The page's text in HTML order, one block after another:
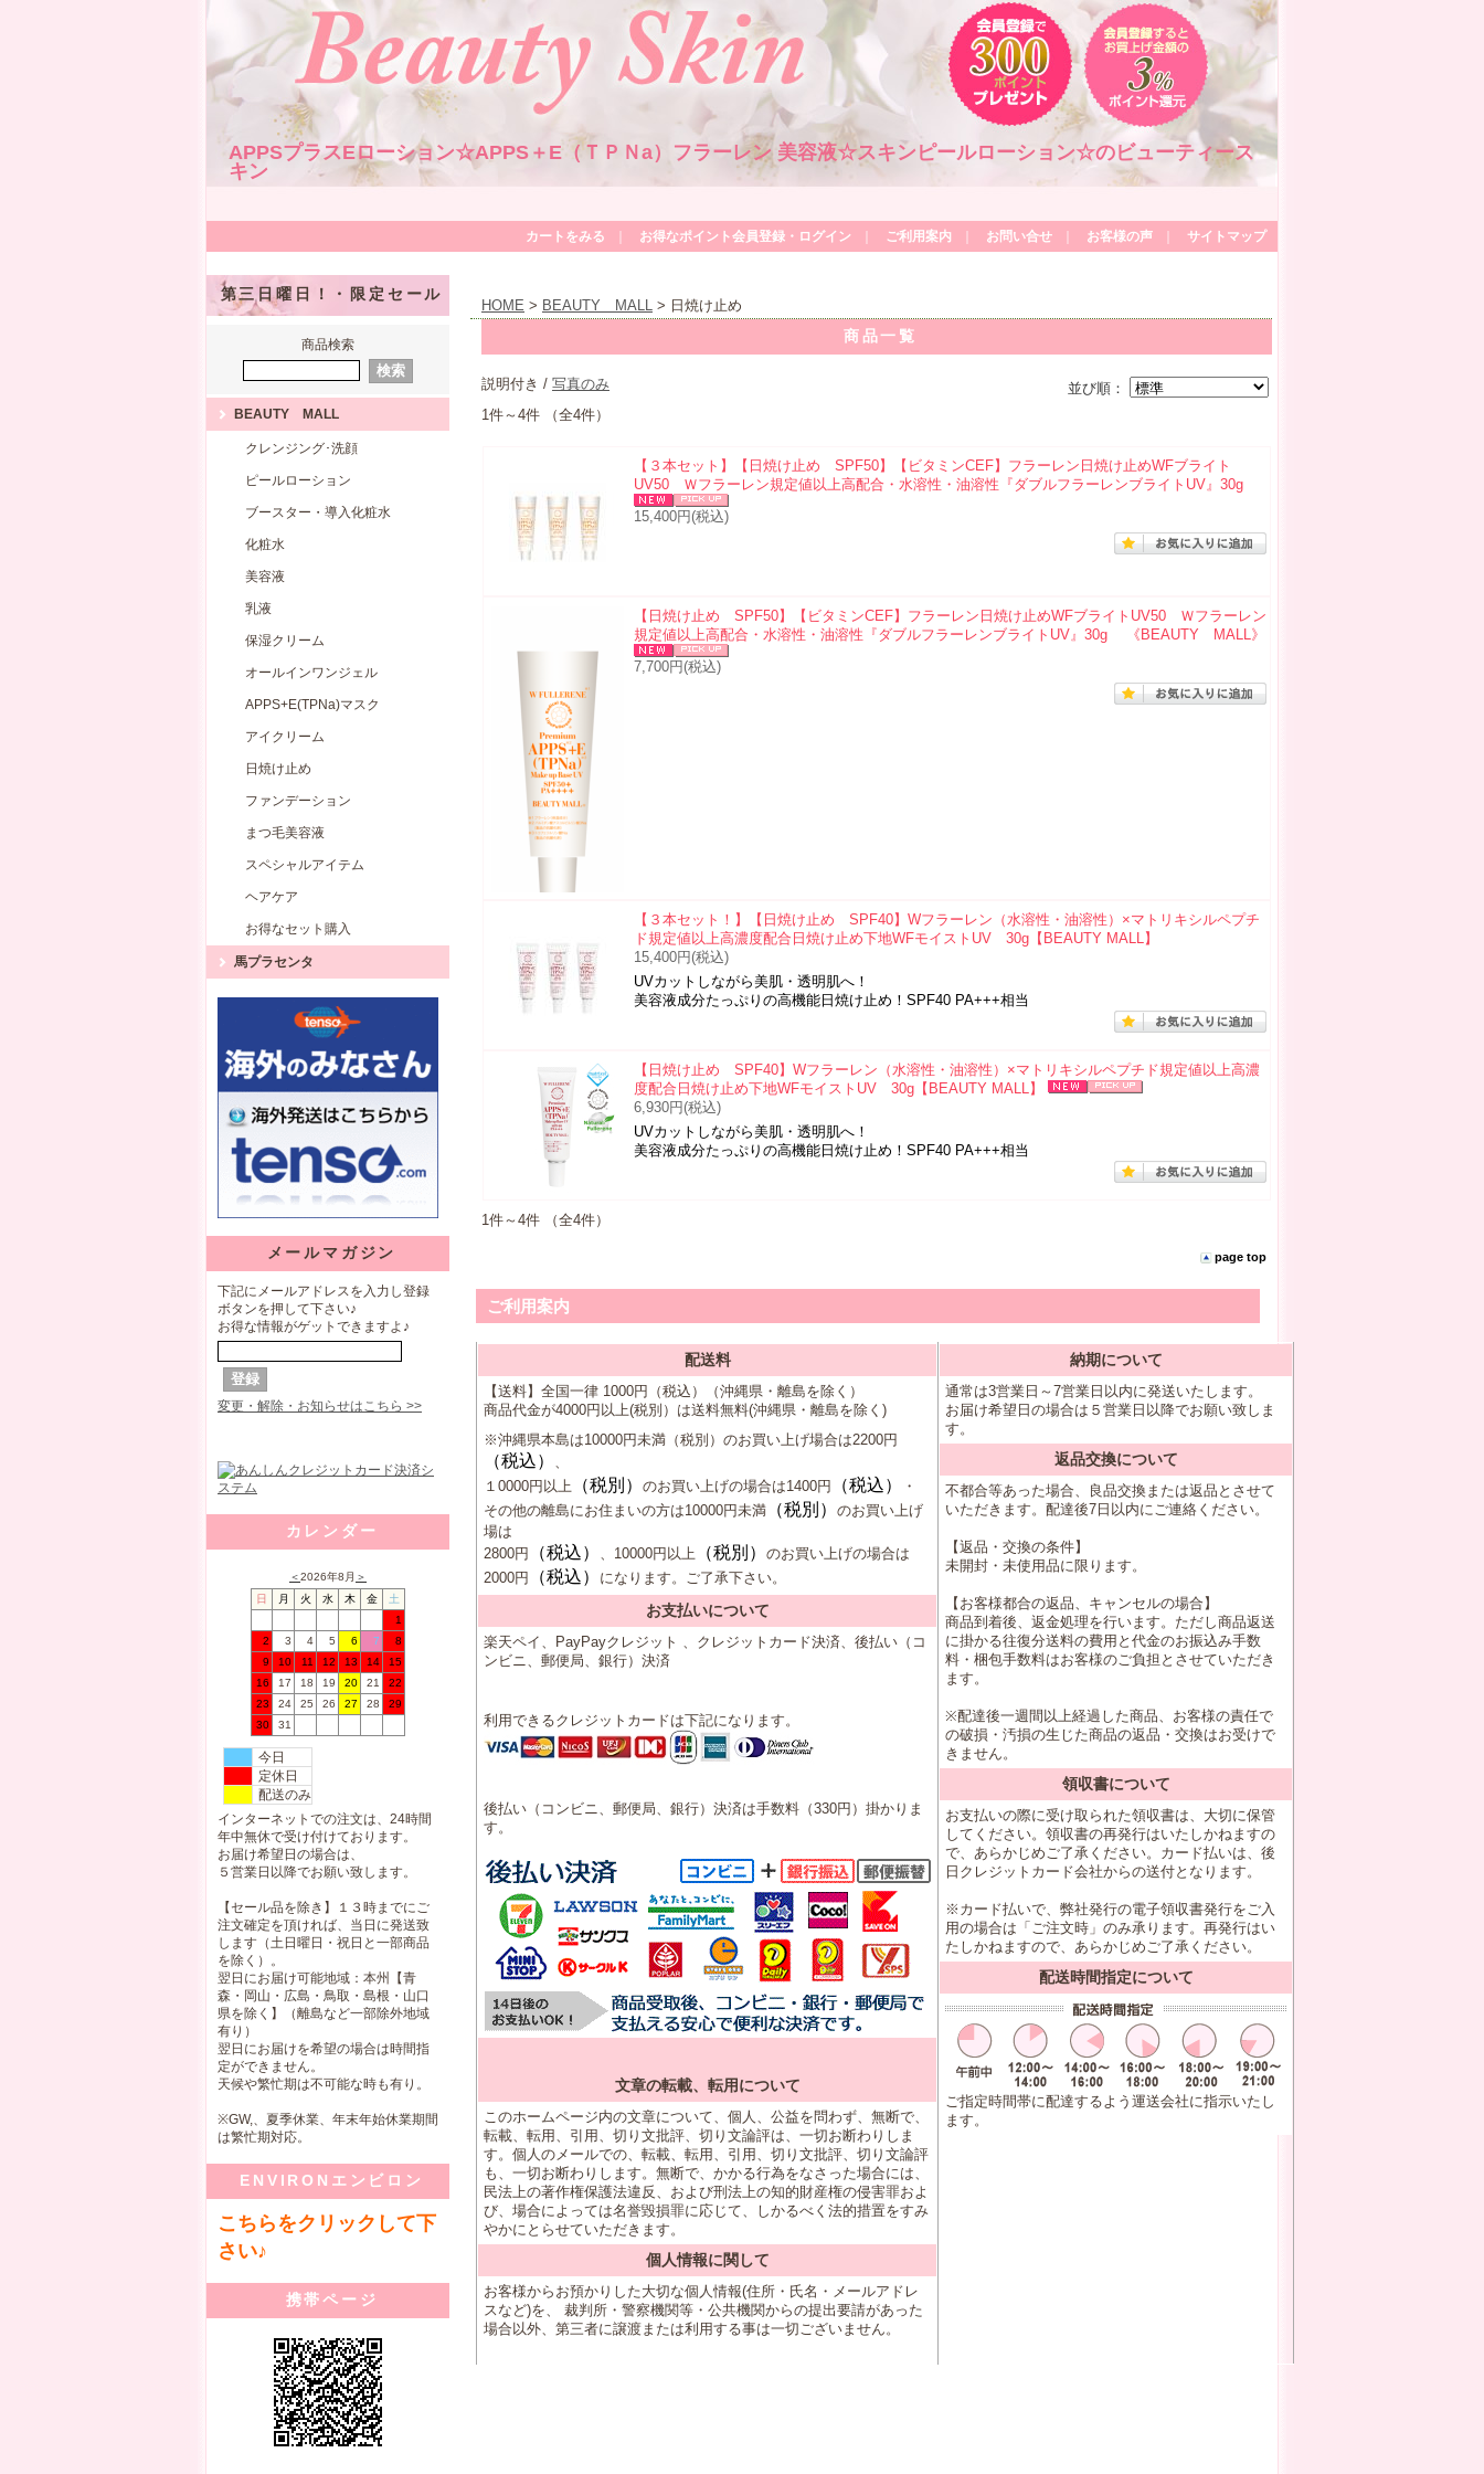
APPSプラスEローション☆APPS＋E（ＴＰＮa）フラーレン 美容液☆スキンピールローション☆のビューティース
キン
カートをみる お得なポイント会員登録・ログイン ご利用案内 お問い合せ お客様の声 サイトマップ
第三日曜日！・限定セール
商品検索
BEAUTY MALL
クレンジング･洗顔
ピールローション
ブースター・導入化粧水
化粧水
美容液
乳液
保湿クリーム
オールインワンジェル
APPS+E(TPNa)マスク
アイクリーム
日焼け止め
ファンデーション
まつ毛美容液
スペシャルアイテム
ヘアケア
お得なセット購入
馬プラセンタ
メールマガジン
下記にメールアドレスを入力し登録
ボタンを押して下さい♪
お得な情報がゲットできますよ♪
変更・解除・お知らせはこちら >>
カレンダー
＜2026年8月 ＞
日
月 火 水 木 金
土
1
2
3 4 5 6 7
8
9
10 11 12 13 14
15
16
17 18 19 20 21
22
23
24 25 26 27 28
29
30
31
今日
定休日
配送のみ
インターネットでの注文は、24時間
年中無休で受け付けております。
お届け希望日の場合は、
５営業日以降でお願い致します。
【セール品を除き】１３時までにご
注文確定を頂ければ、当日に発送致
します（土日曜日・祝日と一部商品
を除く）。
翌日にお届け可能地域：本州【青
森・岡山・広島・鳥取・島根・山口
県を除く】（離島など一部除外地域
有り）
翌日にお届けを希望の場合は時間指
定ができません。
天候や繁忙期は不可能な時も有り。
※GW,、夏季休業、年末年始休業期間
は繁忙期対応。
ENVIRONエンビロン
こちらをクリックして下
さい♪
携帯ページ
HOME > BEAUTY MALL > 日焼け止め
商品一覧
並び順：
説明付き / 写真のみ
1件～4件 （全4件）
【３本セット】【日焼け止め SPF50】【ビタミンCEF】フラーレン日焼け止めWFブライト
UV50 Ｗフラーレン規定値以上高配合・水溶性・油溶性『ダブルフラーレンブライトUV』30g
15,400円(税込)
【日焼け止め SPF50】【ビタミンCEF】フラーレン日焼け止めWFブライトUV50 Ｗフラーレン
規定値以上高配合・水溶性・油溶性『ダブルフラーレンブライトUV』30g 《BEAUTY MALL》
7,700円(税込)
【３本セット！】【日焼け止め SPF40】Wフラーレン（水溶性・油溶性）×マトリキシルペプチ
ド規定値以上高濃度配合日焼け止め下地WFモイストUV 30g【BEAUTY MALL】
15,400円(税込)
UVカットしながら美肌・透明肌へ！
美容液成分たっぷりの高機能日焼け止め！SPF40 PA+++相当
【日焼け止め SPF40】Wフラーレン（水溶性・油溶性）×マトリキシルペプチド規定値以上高濃
度配合日焼け止め下地WFモイストUV 30g【BEAUTY MALL】
6,930円(税込)
UVカットしながら美肌・透明肌へ！
美容液成分たっぷりの高機能日焼け止め！SPF40 PA+++相当
1件～4件 （全4件）
page top
ご利用案内
配送料
【送料】全国一律 1000円（税込）（沖縄県・離島を除く）
商品代金が4000円以上(税別）は送料無料(沖縄県・離島を除く)
※沖縄県本島は10000円未満（税別）のお買い上げ場合は2200円
（税込）
、
１0000円以上 （税別） のお買い上げの場合は1400円 （税込）
・
その他の離島にお住まいの方は10000円未満 （税別） のお買い上げ
場は
2800円
（税込） 、10000円以上 （税別） のお買い上げの場合は
2000円
（税込） になります。ご了承下さい。
お支払いについて
楽天ペイ、PayPayクレジット 、 クレジットカード決済、後払い（コ
ンビニ、郵便局、銀行）決済
利用できるクレジットカードは下記になります。
後払い（コンビニ、郵便局、銀行）決済は手数料（330円）掛かりま
す。
文章の転載、転用について
このホームページ内の文章について、個人、公益を問わず、無断で、
転載、転用、引用、切り文批評、切り文論評は、一切お断わりしま
す。個人のメールでの、転載、転用、引用、切り文批評、切り文論評
も、一切お断わりします。無断で、かかる行為をなさった場合には、
民法上の著作権保護法違反、および刑法上の知的財産権の侵害罪およ
び、場合によっては名誉毀損罪に応じて、しかるべく法的措置をすみ
やかにとらせていただきます。
個人情報に関して
お客様からお預かりした大切な個人情報(住所・氏名・メールアドレ
スなど)を、 裁判所・警察機関等・公共機関からの提出要請があった
場合以外、第三者に譲渡または利用する事は一切ございません。
納期について
通常は3営業日～7営業日以内に発送いたします。
お届け希望日の場合は５営業日以降でお願い致しま
す。
返品交換について
不都合等あった場合、良品交換または返品とさせて
いただきます。配達後7日以内にご連絡ください。
【返品・交換の条件】
未開封・未使用品に限ります。
【お客様都合の返品、キャンセルの場合】
商品到着後、返金処理を行います。ただし商品返送
に掛かる往復分送料の費用と代金のお振込み手数
料・梱包手数料はお客様のご負担とさせていただき
ます。
※配達後一週間以上経過した商品、お客様の責任で
の破損・汚損の生じた商品の返品・交換はお受けで
きません。
領収書について
お支払いの際に受け取られた領収書は、大切に保管
してください。領収書の再発行はいたしかねますの
で、あらかじめご了承ください。カード払いは、後
日クレジットカード会社からの送付となります。
※カード払いで、弊社発行の電子領収書発行をご入
用の場合は「ご注文時」のみ承ります。再発行はい
たしかねますので、あらかじめご了承ください。
配送時間指定について
ご指定時間帯に配達するよう運送会社に指示いたし
ます。